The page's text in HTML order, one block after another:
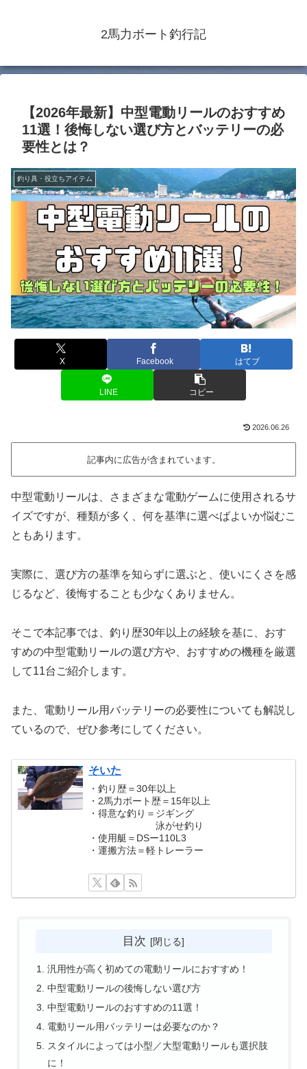
2馬力ボート釣行記
【2026年最新】中型電動リールのおすすめ
11選！後悔しない選び方とバッテリーの必
要性とは？
釣り具・役立ちアイテム
X Facebook はてブ
LINE コピー
2026.06.26
記事内に広告が含まれています。
中型電動リールは、さまざまな電動ゲームに使用されるサ
イズですが、種類が多く、何を基準に選べばよいか悩むこ
ともあります。
実際に、選び方の基準を知らずに選ぶと、使いにくさを感
じるなど、後悔することも少なくありません。
そこで本記事では、釣り歴30年以上の経験を基に、おす
すめの中型電動リールの選び方や、おすすめの機種を厳選
して11台ご紹介します。
また、電動リール用バッテリーの必要性についても解説し
ているので、ぜひ参考にしてください。
そいた
・釣り歴＝30年以上
・2馬力ボート歴＝15年以上
・得意な釣り＝ジギング
泳がせ釣り
・使用艇＝DSー110L3
・運搬方法＝軽トレーラー
目次
汎用性が高く初めての電動リールにおすすめ！
中型電動リールの後悔しない選び方
中型電動リールのおすすめの11選！
電動リール用バッテリーは必要なのか？
スタイルによっては小型／大型電動リールも選択肢
に！